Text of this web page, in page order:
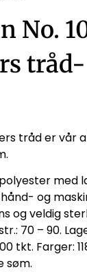
No.
tråd er vår
med
og
og veldig
70 – 90.
tkt. Farger:
søm.